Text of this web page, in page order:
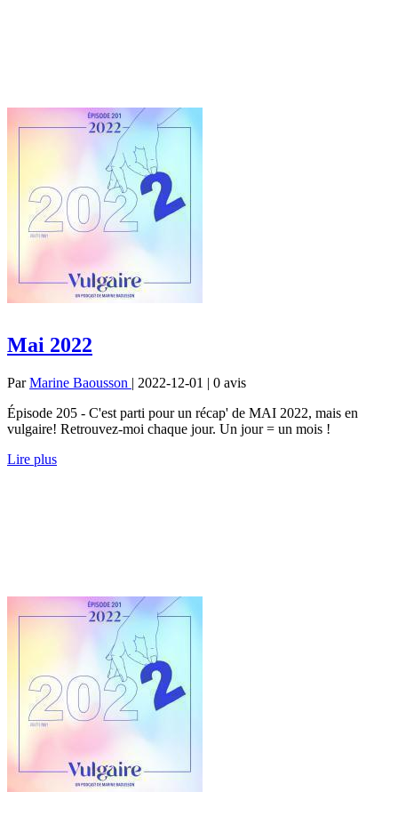
Mai 2022
ParMarine Baousson | 2022-12-01 | 0 avis
Épisode 205 - C'est parti pour un récap' de MAI 2022, mais en
vulgaire! Retrouvez-moi chaque jour. Un jour = un mois !
Lire plus